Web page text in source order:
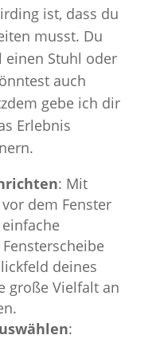
ist, dass du
musst. Du
Stuhl oder
auch
gebe ich dir
Erlebnis
: Mit
dem Fenster
deines
große Vielfalt an
: